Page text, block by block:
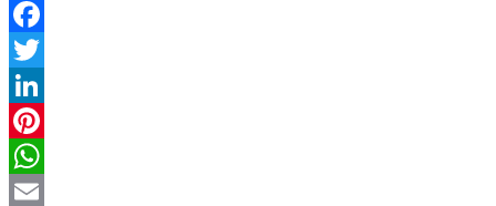
Facebook
Twitter
LinkedIn
Pinterest
WhatsApp